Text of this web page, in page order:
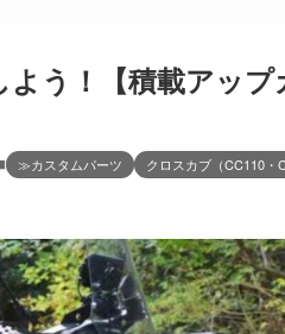
う！【積載アッ
≫カスタムパーツ クロスカブ（CC110・